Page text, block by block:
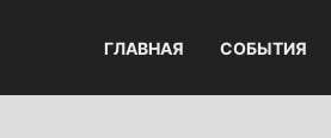
ГЛАВНАЯ СОБЫТИЯ